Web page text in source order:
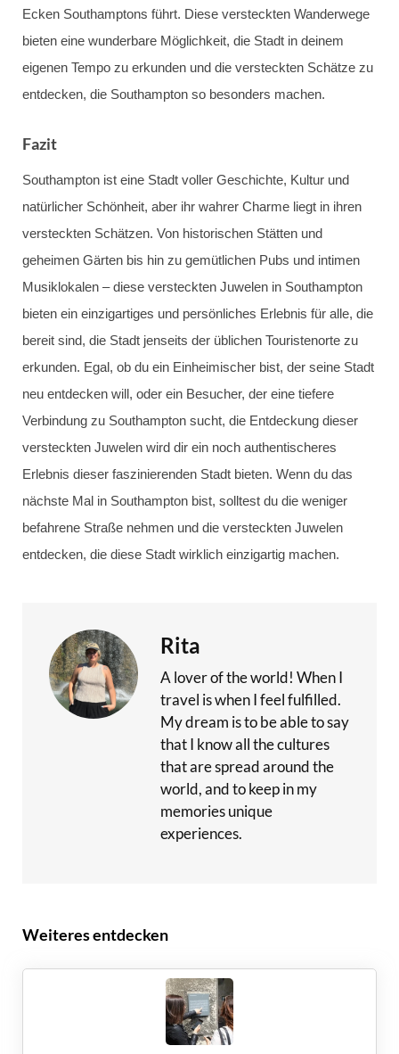
Ecken Southamptons führt. Diese versteckten Wanderwege
bieten eine wunderbare Möglichkeit, die Stadt in deinem
eigenen Tempo zu erkunden und die versteckten Schätze zu
entdecken, die Southampton so besonders machen.
Fazit
Southampton ist eine Stadt voller Geschichte, Kultur und
natürlicher Schönheit, aber ihr wahrer Charme liegt in ihren
versteckten Schätzen. Von historischen Stätten und
geheimen Gärten bis hin zu gemütlichen Pubs und intimen
Musiklokalen – diese versteckten Juwelen in Southampton
bieten ein einzigartiges und persönliches Erlebnis für alle, die
bereit sind, die Stadt jenseits der üblichen Touristenorte zu
erkunden. Egal, ob du ein Einheimischer bist, der seine Stadt
neu entdecken will, oder ein Besucher, der eine tiefere
Verbindung zu Southampton sucht, die Entdeckung dieser
versteckten Juwelen wird dir ein noch authentischeres
Erlebnis dieser faszinierenden Stadt bieten. Wenn du das
nächste Mal in Southampton bist, solltest du die weniger
befahrene Straße nehmen und die versteckten Juwelen
entdecken, die diese Stadt wirklich einzigartig machen.
Rita
A lover of the world! When I
travel is when I feel fulfilled.
My dream is to be able to say
that I know all the cultures
that are spread around the
world, and to keep in my
memories unique
experiences.
Weiteres entdecken